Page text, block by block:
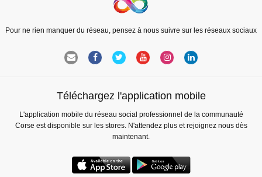
Pour ne rien manquer du réseau, pensez à nous suivre sur les réseaux sociaux
Téléchargez l'application mobile
L'application mobile du réseau social professionnel de la communauté
Corse est disponible sur les stores. N'attendez plus et rejoignez nous dès
maintenant.